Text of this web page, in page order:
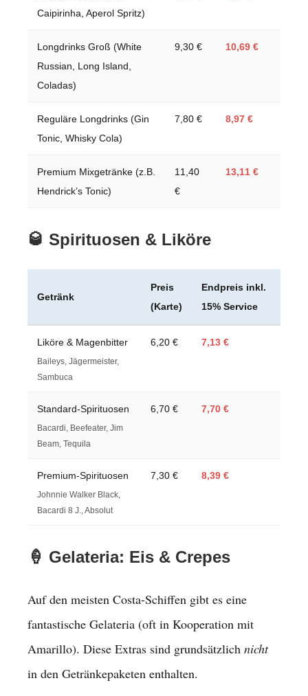
Caipirinha, Aperol Spritz)
Longdrinks Groß (White
Russian, Long Island,
Coladas)
9,30 € 10,69 €
Reguläre Longdrinks (Gin
Tonic, Whisky Cola)
7,80 € 8,97 €
Premium Mixgetränke (z.B.
Hendrick’s Tonic)
11,40
€
13,11 €
🥃 Spirituosen & Liköre
Getränk
Preis
(Karte)
Endpreis inkl.
15% Service
Liköre & Magenbitter
Baileys, Jägermeister,
Sambuca
6,20 € 7,13 €
Standard-Spirituosen
Bacardi, Beefeater, Jim
Beam, Tequila
6,70 € 7,70 €
Premium-Spirituosen
Johnnie Walker Black,
Bacardi 8 J., Absolut
7,30 € 8,39 €
🍦 Gelateria: Eis & Crepes
Auf den meisten Costa-Schiffen gibt es eine
fantastische Gelateria (oft in Kooperation mit
Amarillo). Diese Extras sind grundsätzlich nicht
in den Getränkepaketen enthalten.